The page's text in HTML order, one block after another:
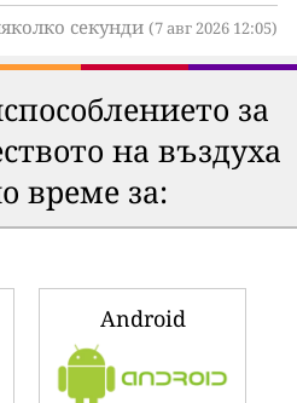
секунди (7 авг 2026 12:05)
за
на въздуха
време за:
Android